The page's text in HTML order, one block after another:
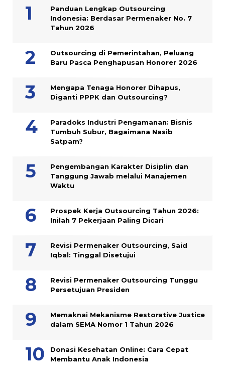
Panduan Lengkap Outsourcing
Indonesia: Berdasar Permenaker No. 7
Tahun 2026
Outsourcing di Pemerintahan, Peluang
Baru Pasca Penghapusan Honorer 2026
Mengapa Tenaga Honorer Dihapus,
Diganti PPPK dan Outsourcing?
Paradoks Industri Pengamanan: Bisnis
Tumbuh Subur, Bagaimana Nasib
Satpam?
Pengembangan Karakter Disiplin dan
Tanggung Jawab melalui Manajemen
Waktu
Prospek Kerja Outsourcing Tahun 2026:
Inilah 7 Pekerjaan Paling Dicari
Revisi Permenaker Outsourcing, Said
Iqbal: Tinggal Disetujui
Revisi Permenaker Outsourcing Tunggu
Persetujuan Presiden
Memaknai Mekanisme Restorative Justice
dalam SEMA Nomor 1 Tahun 2026
Donasi Kesehatan Online: Cara Cepat
Membantu Anak Indonesia